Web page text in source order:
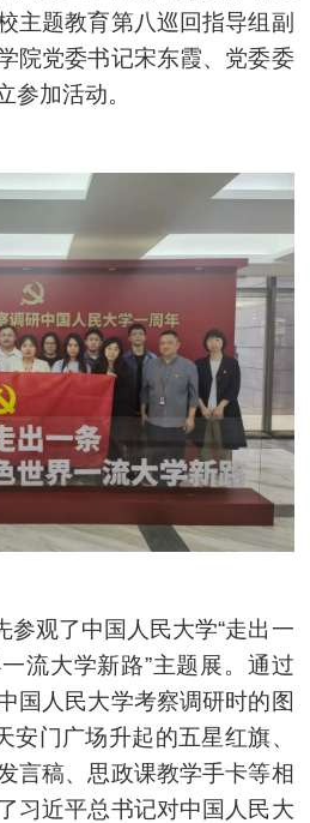
主题教育第八巡回指导组副
院党委书记宋东霞、党委委
参加活动。
参观了中国人民大学“走出一
流大学新路”主题展。通过
国人民大学考察调研时的图
安门广场升起的五星红旗、
言稿、思政课教学手卡等相
习近平总书记对中国人民大